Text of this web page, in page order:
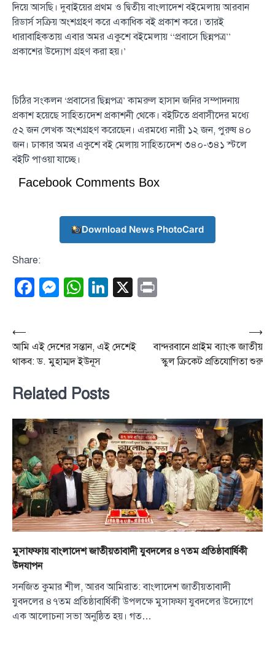
দিয়ে আসছি। দুবাইয়ের প্রথম ও দ্বিতীয় বাংলাদেশ বইমেলায় আরবান
রিডার্স সক্রিয় অংশগ্রহণ করে একাধিক বই প্রকাশ করে। তারই
ধারাবাহিকতায় এবার অমর একুশে বইমেলায় ‘‘প্রবাসে ছিন্নপত্র’’
প্রকাশের উদ্যোগ গ্রহণ করা হয়।’
চিঠির সংকলন ‘প্রবাসের ছিন্নপত্র’ কামরুল হাসান জনির সম্পাদনায়
প্রকাশ হয়েছে সাহিত্যদেশ প্রকাশনী থেকে। বইটিতে প্রবাসীদের মধ্যে
৫২ জন লেখক অংশগ্রহণ করেছেন। এরমধ্যে নারী ১২ জন, পুরুষ ৪০
জন। ঢাকার অমর একুশে বই মেলায় সাহিত্যদেশ ৩৪০-৩৪১ স্টলে
বইটি পাওয়া যাচ্ছে।
Facebook Comments Box
Download News PhotoCard
Share:
Facebook
Messenger
WhatsApp
LinkedIn
X
Post
navigation
⟵
আমি এই দেশের সন্তান, এই দেশেই
থাকব: ড. মুহাম্মদ ইউনূস
বান্দরবানে প্রাইম ব্যাংক জাতীয়
স্কুল ক্রিকেট প্রতিযোগিতা শুরু
⟶
Related Posts
মুসাফ্ফায় বাংলাদেশ জাতীয়তাবাদী যুবদলের ৪৭তম প্রতিষ্ঠাবার্ষিকী
উদযাপন
সনজিত কুমার শীল, আরব আমিরাত: বাংলাদেশ জাতীয়তাবাদী
যুবদলের ৪৭তম প্রতিষ্ঠাবার্ষিকী উপলক্ষে মুসাফ্ফা যুবদলের উদ্যোগে
এক আলোচনা সভা অনুষ্ঠিত হয়। গত…